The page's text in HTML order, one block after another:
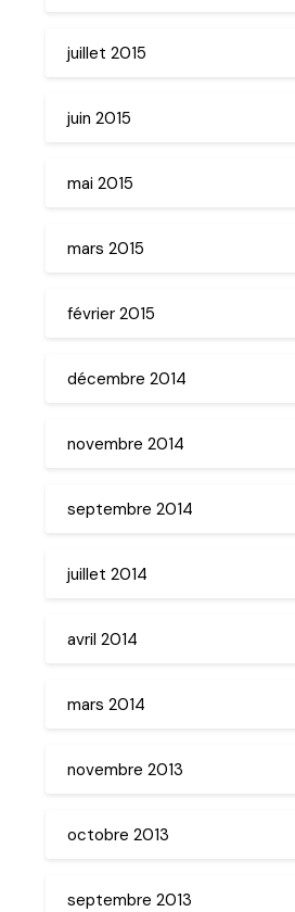
juillet 2015
juin 2015
mai 2015
mars 2015
février 2015
décembre 2014
novembre 2014
septembre 2014
juillet 2014
avril 2014
mars 2014
novembre 2013
octobre 2013
septembre 2013